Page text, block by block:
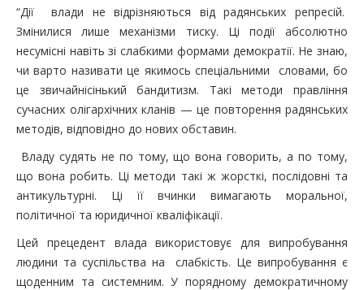
“Дiї влади не вiдрiзняються вiд радянських репресiй.
Змiнилися лише механiзми тиску. Ці події абсолютно
несумiсні навiть зi слабкими формами демократiї. Не знаю,
чи варто називати це якимось спеціальними словами, бо
це звичайнісінький бандитизм. Такі методи правлiння
сучасних олiгархiчних кланiв — це повторення радянських
методiв, вiдповiдно до нових обставин.
Владу судять не по тому, що вона говорить, а по тому,
що вона робить. Цi методи такi ж жорсткi, послiдовнi та
антикультурнi. Цi її вчинки вимагають моральної,
полiтичної та юридичної квалiфiкацiї.
Цей прецедент влада використовує для випробування
людини та суспiльства на слабкiсть. Це випробування є
щоденним та системним. У порядному демократичному